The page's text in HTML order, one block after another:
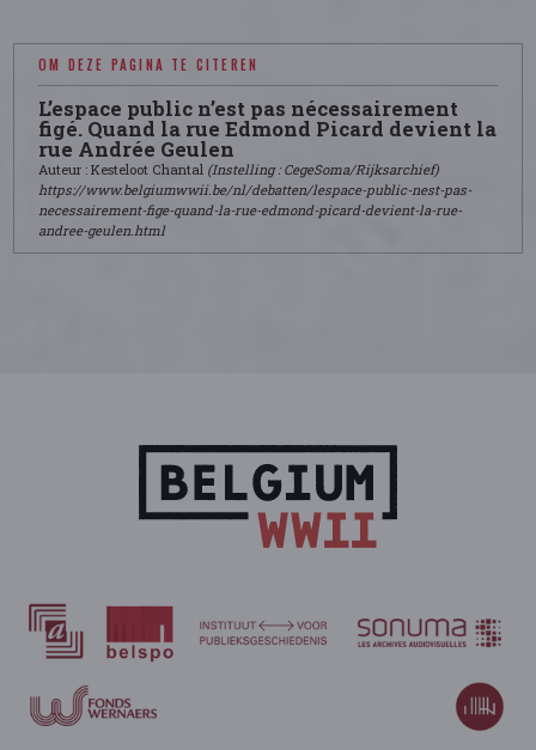
OM DEZE PAGINA TE CITEREN
L’espace public n’est pas nécessairement
figé. Quand la rue Edmond Picard devient la
rue Andrée Geulen
Auteur : Kesteloot Chantal (Instelling : CegeSoma/Rijksarchief)
https://www.belgiumwwii.be/nl/debatten/lespace-public-nest-pas-
necessairement-fige-quand-la-rue-edmond-picard-devient-la-rue-
andree-geulen.html